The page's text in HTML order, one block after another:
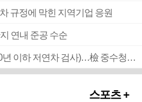
규정에 막힌 지역기업 응원
연내 준공 수순
■ 검사 신분 버리고 직급하향(10년 이하 저연차 검사)…檢 중수청행 기피
스포츠 +